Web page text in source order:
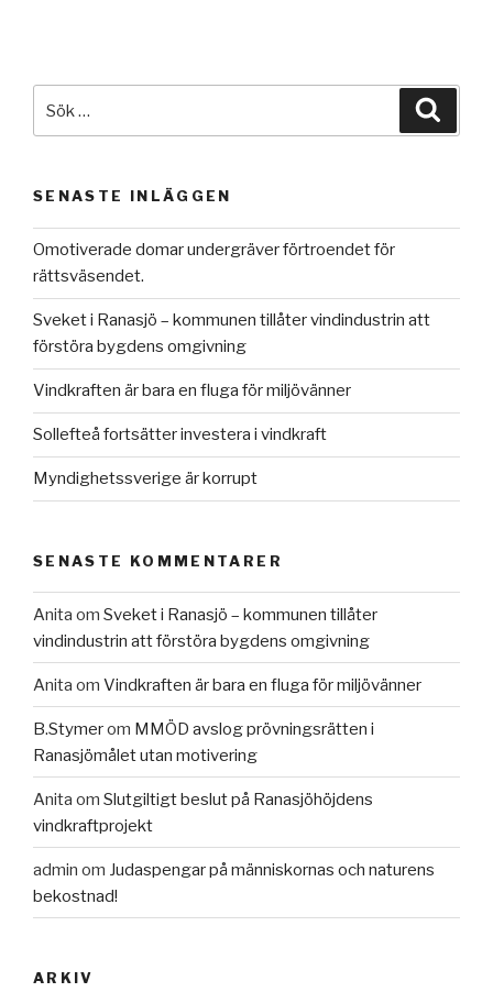
efter:
SENASTE INLÄGGEN
Omotiverade domar undergräver förtroendet för
rättsväsendet.
Sveket i Ranasjö – kommunen tillåter vindindustrin att
förstöra bygdens omgivning
Vindkraften är bara en fluga för miljövänner
Sollefteå fortsätter investera i vindkraft
Myndighetssverige är korrupt
SENASTE KOMMENTARER
Anita om Sveket i Ranasjö – kommunen tillåter
vindindustrin att förstöra bygdens omgivning
Anita om Vindkraften är bara en fluga för miljövänner
B.Stymerom MMÖD avslog prövningsrätten i
Ranasjömålet utan motivering
Anita om Slutgiltigt beslut på Ranasjöhöjdens
vindkraftprojekt
admin om Judaspengar på människornas och naturens
bekostnad!
ARKIV